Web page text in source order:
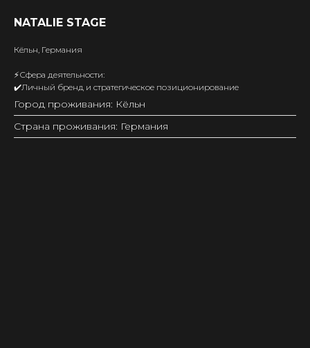
NATALIE STAGE
Кёльн, Германия
⚡Сфера деятельности:
✔️Личный бренд и стратегическое позиционирование
Город проживания: Кёльн
Страна проживания: Германия